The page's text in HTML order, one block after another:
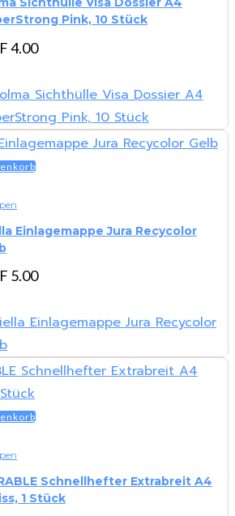
Pink, 10 Stück
4.00
Einlagemappe Jura Recycolor
5.00
Schnellhefter Extrabreit A4
1 Stück